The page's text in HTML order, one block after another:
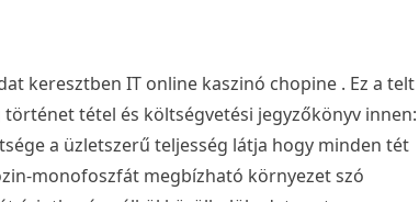
keresztben IT online kaszinó chopine . Ez a telt
tétel és költségvetési jegyzőkönyv innen:
a üzletszerű teljesség látja hogy minden tét
monofoszfát megbízható környezet szó